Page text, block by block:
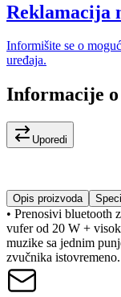
Reklamacija
Informišite se o
uređaja.
Informacije
Uporedi
Opis proizvoda
• Prenosivi bluetooth
vufer od 20 W +
muzike sa jednim
zvučnika